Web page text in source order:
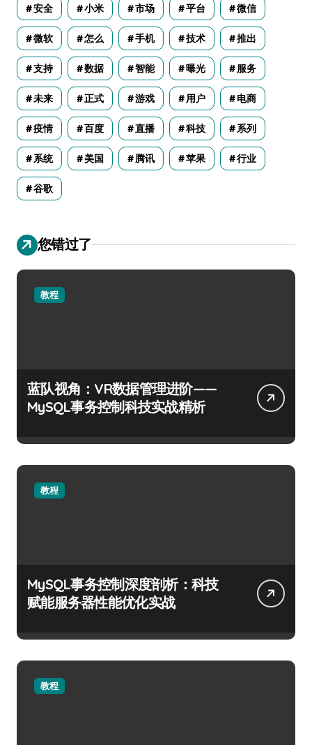
安全 小米 市场 平台 微信
微软 怎么 手机 技术 推出
支持 数据 智能 曝光 服务
未来 正式 游戏 用户 电商
疫情 百度 直播 科技 系列
系统 美国 腾讯 苹果 行业
谷歌
您错过了
教程
蓝队视角：VR数据管理进阶——
MySQL事务控制科技实战精析
教程
MySQL事务控制深度剖析：科技
赋能服务器性能优化实战
教程